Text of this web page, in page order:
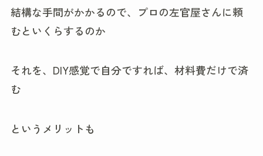
結構な手間がかかるので、プロの左官屋さんに頼
むといくらするのか
それを、DIY感覚で自分ですれば、材料費だけで済
む
というメリットも